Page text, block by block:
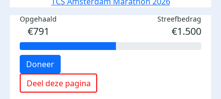
Opgehaald
€791
Streefbedrag
€1.500
Doneer
Deel deze pagina